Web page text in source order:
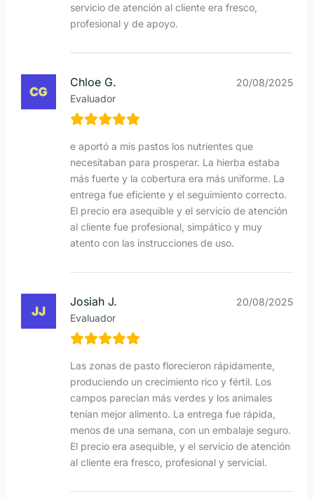
servicio de atención al cliente era fresco,
profesional y de apoyo.
Chloe G.
Evaluador
20/08/2025
e aportó a mis pastos los nutrientes que
necesitaban para prosperar. La hierba estaba
más fuerte y la cobertura era más uniforme. La
entrega fue eficiente y el seguimiento correcto.
El precio era asequible y el servicio de atención
al cliente fue profesional, simpático y muy
atento con las instrucciones de uso.
Josiah J.
Evaluador
20/08/2025
Las zonas de pasto florecieron rápidamente,
produciendo un crecimiento rico y fértil. Los
campos parecían más verdes y los animales
tenían mejor alimento. La entrega fue rápida,
menos de una semana, con un embalaje seguro.
El precio era asequible, y el servicio de atención
al cliente era fresco, profesional y servicial.